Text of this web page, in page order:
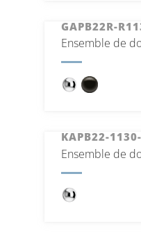
GAPB22R-
Ensemble de
KAPB22-
Ensemble de